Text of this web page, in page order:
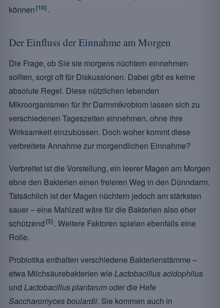
können [10] .
Der Einfluss der Einnahme am Morgen
Die Frage, ob Sie sie morgens nüchtern einnehmen
sollten, sorgt oft für Diskussionen. Dabei gibt es keine
absolute Regel. Diese nützlichen lebenden
Mikroorganismen für Ihr Darmmikrobiom lassen sich zu
verschiedenen Tageszeiten einnehmen, ohne ihre
Wirksamkeit einzubüssen. Doch woher kommt diese
verbreitete Annahme zur morgendlichen Einnahme?
Verbreitet ist die Vorstellung, ein leerer Magen am Morgen
ebne den Bakterien einen freieren Weg in den Dünndarm.
Tatsächlich ist der Magen nüchtern jedoch am stärksten
sauer – eine Mahlzeit wäre für die Bakterien also eher
schützend [3] . Weitere Faktoren spielen ebenfalls eine
Rolle.
Probiotika enthalten verschiedene Bakterienstämme –
etwa Milchsäurebakterien wie Lactobacillus acidophilus
und Lactobacillus plantarumoder die Hefe
Saccharomyces boulardii. Sie kommen auch in